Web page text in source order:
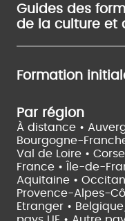
Guides des
de la culture et
Formation
Par région
À distance •
Bourgogne-
Val de Loire • Corse
France •
Île-de-
Aquitaine •
Provence-Alpes-
Etranger •